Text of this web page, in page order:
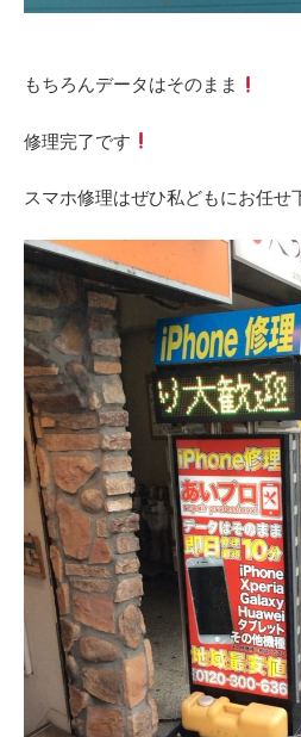
‎もちろんデータはそのまま
‎修理完了です
スマホ修理はぜひ私どもにお任せ